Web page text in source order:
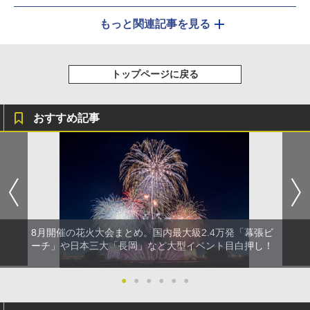
もっと関連記事を見る
トップページに戻る
おすすめ記事
8月開催の花火大会まとめ。国内最大級2.4万発「幕張ビ
ーチ」や日本三大「長岡」など大型イベント目白押し！
● ● ● ● ● ●